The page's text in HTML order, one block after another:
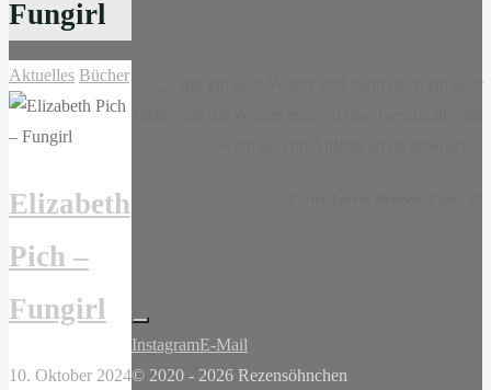
Fungirl
Aktuelles Bücher
Elizabeth
Pich –
Fungirl
10. Oktober 2024
InstagramE-Mail
© 2020 - 2026 Rezensöhnchen